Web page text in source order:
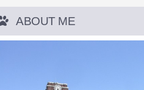
ABOUT ME